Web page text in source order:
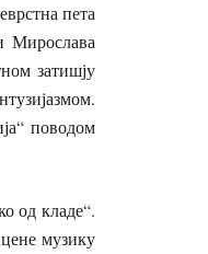
пета
Мирослава
затишју
поводом
од кладе“.
музику